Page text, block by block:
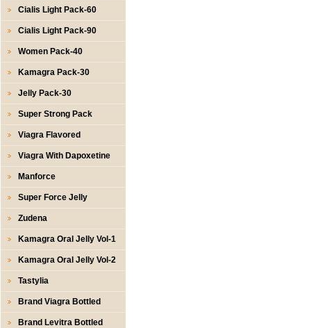
Cialis Light Pack-60
Cialis Light Pack-90
Women Pack-40
Kamagra Pack-30
Jelly Pack-30
Super Strong Pack
Viagra Flavored
Viagra With Dapoxetine
Manforce
Super Force Jelly
Zudena
Kamagra Oral Jelly Vol-1
Kamagra Oral Jelly Vol-2
Tastylia
Brand Viagra Bottled
Brand Levitra Bottled